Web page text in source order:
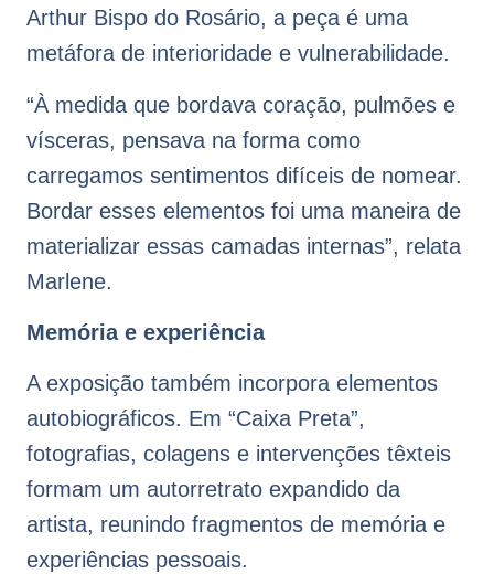
Arthur Bispo do Rosário, a peça é uma
metáfora de interioridade e vulnerabilidade.
“À medida que bordava coração, pulmões e
vísceras, pensava na forma como
carregamos sentimentos difíceis de nomear.
Bordar esses elementos foi uma maneira de
materializar essas camadas internas”, relata
Marlene.
Memória e experiência
A exposição também incorpora elementos
autobiográficos. Em “Caixa Preta”,
fotografias, colagens e intervenções têxteis
formam um autorretrato expandido da
artista, reunindo fragmentos de memória e
experiências pessoais.